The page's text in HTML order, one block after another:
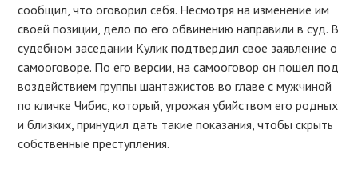
сообщил, что оговорил себя. Несмотря на изменение им
своей позиции, дело по его обвинению направили в суд. В
судебном заседании Кулик подтвердил свое заявление о
самооговоре. По его версии, на самооговор он пошел под
воздействием группы шантажистов во главе с мужчиной
по кличке Чибис, который, угрожая убийством его родных
и близких, принудил дать такие показания, чтобы скрыть
собственные преступления.